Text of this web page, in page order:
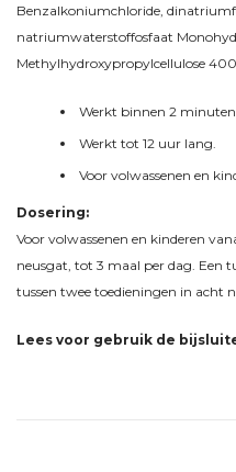
Benzalkoniumchloride,
natriumwaterstoffosfaat
Methylhydroxypropylcellulose
Werkt binnen 2 minuten.
Werkt tot 12 uur lang.
Voor volwassenen en
Dosering:
Voor volwassenen en kinderen
neusgat, tot 3 maal per dag. Een
tussen twee toedieningen in acht
Lees voor gebruik de